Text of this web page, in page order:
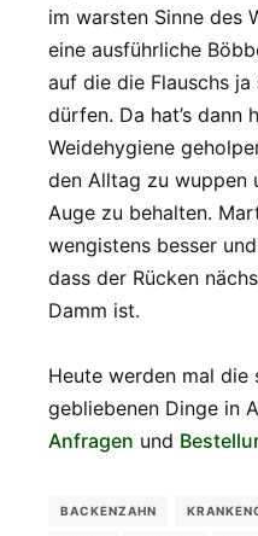
im warsten Sinne des
eine ausführliche
auf die die Flauschs
dürfen. Da hat’s dann
Weidehygiene
den Alltag zu wuppen
Auge zu behalten.
wengistens besser
dass der Rücken
Damm ist.
Heute werden mal die
gebliebenen Dinge in
Anfragen und
BACKENZAHN